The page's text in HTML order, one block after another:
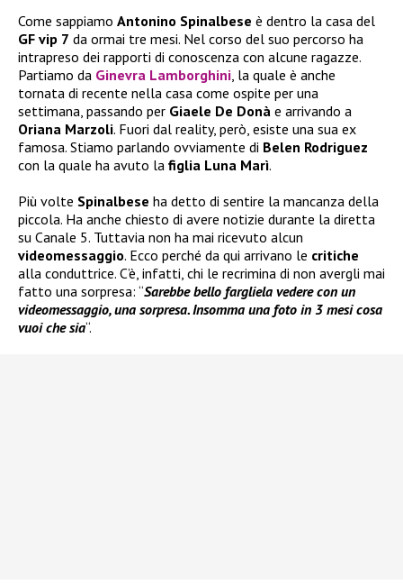
Come sappiamo Antonino Spinalbese è dentro la casa del
GF vip 7 da ormai tre mesi. Nel corso del suo percorso ha
intrapreso dei rapporti di conoscenza con alcune ragazze.
Partiamo da Ginevra Lamborghini, la quale è anche
tornata di recente nella casa come ospite per una
settimana, passando per Giaele De Donà e arrivando a
Oriana Marzoli. Fuori dal reality, però, esiste una sua ex
famosa. Stiamo parlando ovviamente di Belen Rodriguez
con la quale ha avuto la figlia Luna Marì.
Più volte Spinalbese ha detto di sentire la mancanza della
piccola. Ha anche chiesto di avere notizie durante la diretta
su Canale 5. Tuttavia non ha mai ricevuto alcun
videomessaggio. Ecco perché da qui arrivano le critiche
alla conduttrice. C’è, infatti, chi le recrimina di non avergli mai
fatto una sorpresa: “Sarebbe bello fargliela vedere con un
videomessaggio, una sorpresa. Insomma una foto in 3 mesi cosa
vuoi che sia“.